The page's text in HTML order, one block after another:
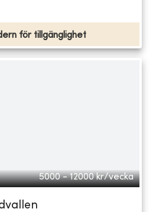
för tillgänglighet
5000 - 12000 kr/vecka